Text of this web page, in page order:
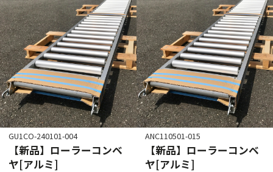
GU1CO-240101-004
【新品】ローラーコンベ
ヤ[アルミ]
ANC110501-015
【新品】ローラーコンベ
ヤ[アルミ]